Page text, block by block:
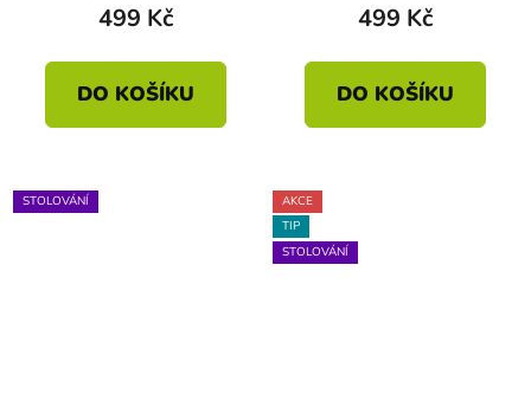
499 Kč
DO KOŠÍKU
499 Kč
DO KOŠÍKU
STOLOVÁNÍ
AKCE
TIP
STOLOVÁNÍ